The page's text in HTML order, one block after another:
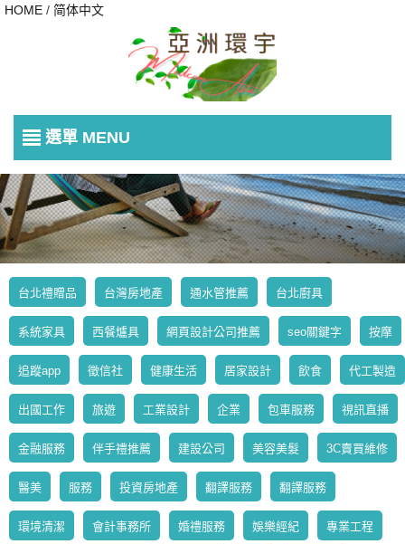
HOME / 简体中文
選單 MENU
台北禮贈品 台灣房地產 通水管推薦 台北廚具
系統家具 西餐爐具 網頁設計公司推薦 seo關鍵字 按摩
追蹤app 徵信社 健康生活 居家設計 飲食 代工製造
出國工作 旅遊 工業設計 企業 包車服務 視訊直播
金融服務 伴手禮推薦 建設公司 美容美髮 3C賣買維修
醫美 服務 投資房地產 翻譯服務 翻譯服務
環境清潔 會計事務所 婚禮服務 娛樂經紀 專業工程